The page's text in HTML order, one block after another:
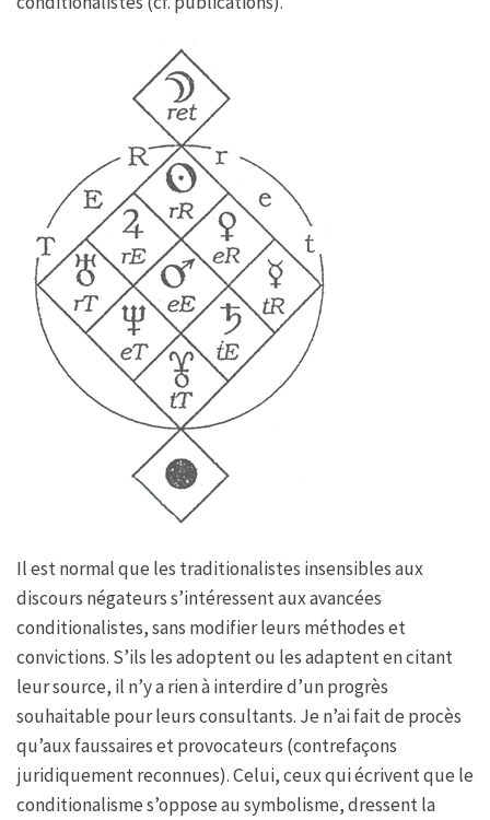
Il est normal que les traditionalistes insensibles aux
discours négateurs s’intéressent aux avancées
conditionalistes, sans modifier leurs méthodes et
convictions. S’ils les adoptent ou les adaptent en citant
leur source, il n’y a rien à interdire d’un progrès
souhaitable pour leurs consultants. Je n’ai fait de procès
qu’aux faussaires et provocateurs (contrefaçons
juridiquement reconnues). Celui, ceux qui écrivent que le
conditionalisme s’oppose au symbolisme, dressent la